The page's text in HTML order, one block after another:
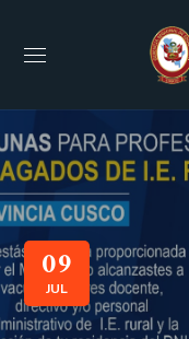
09
JUL